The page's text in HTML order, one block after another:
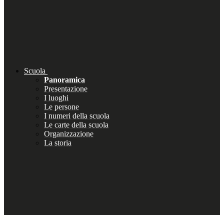
Scuola
Panoramica
Presentazione
I luoghi
Le persone
I numeri della scuola
Le carte della scuola
Organizzazione
La storia